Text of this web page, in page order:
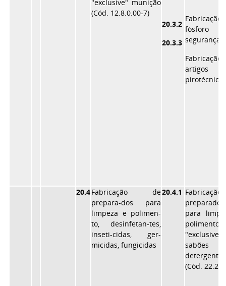
"exclusive" munição
(Cód. 12.8.0.00-7)
20.3.2
20.3.3
fósforo
segurança
artigos
pirotécnicos
20.4Fabricação de
prepara-dos para
limpeza e polimen-
to, desinfetan-tes,
inseti-cidas, ger-
micidas, fungicidas
20.4.1
preparados
para
polimento
"exclusive"
detergentes
(Cód.